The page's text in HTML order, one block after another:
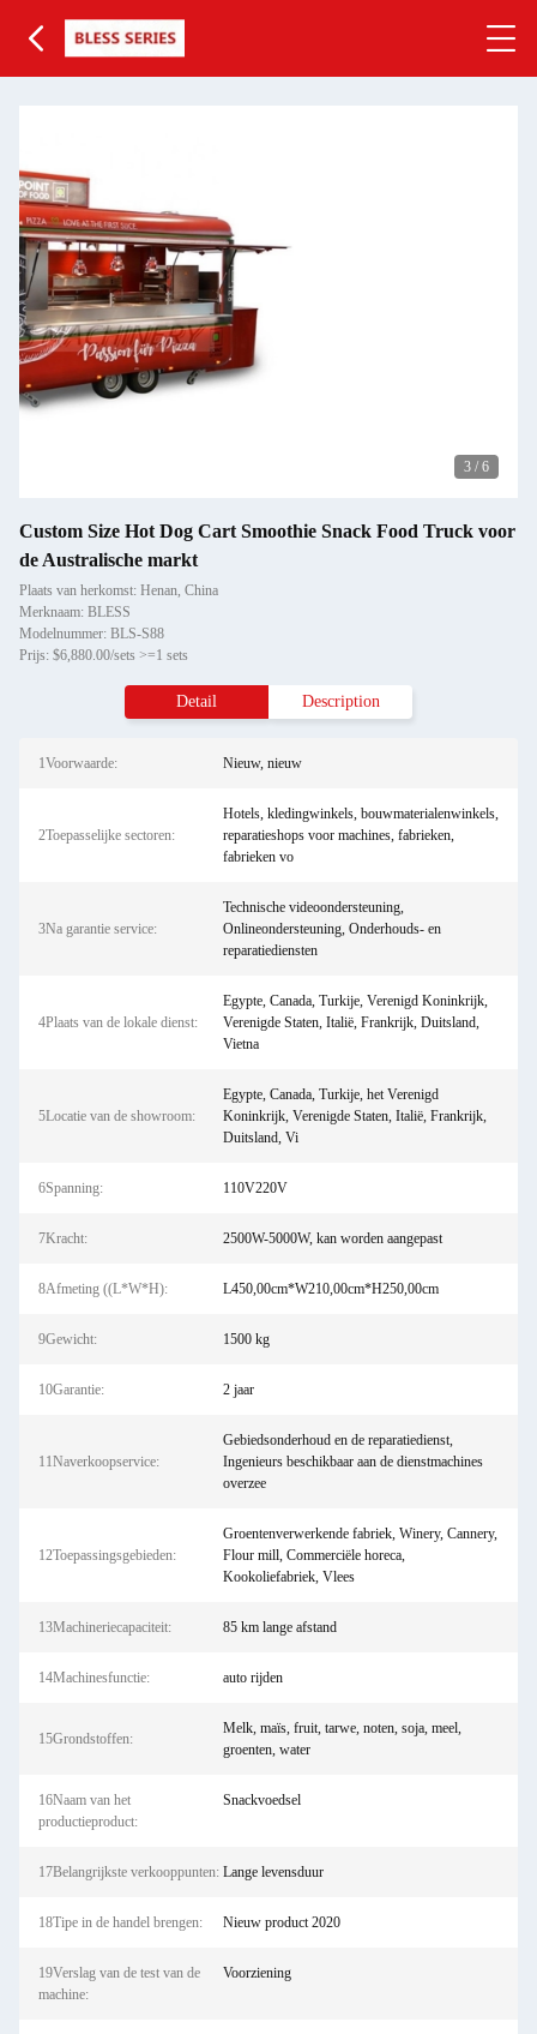
3 / 6
Custom Size Hot Dog Cart Smoothie Snack Food Truck voor
de Australische markt
Plaats van herkomst: Henan, China
Merknaam: BLESS
Modelnummer: BLS-S88
Prijs: $6,880.00/sets >=1 sets
Detail Description
1Voorwaarde: Nieuw, nieuw
2Toepasselijke sectoren:
Hotels, kledingwinkels, bouwmaterialenwinkels,
reparatieshops voor machines, fabrieken,
fabrieken vo
3Na garantie service:
Technische videoondersteuning,
Onlineondersteuning, Onderhouds- en
reparatiediensten
4Plaats van de lokale dienst:
Egypte, Canada, Turkije, Verenigd Koninkrijk,
Verenigde Staten, Italië, Frankrijk, Duitsland,
Vietna
5Locatie van de showroom:
Egypte, Canada, Turkije, het Verenigd
Koninkrijk, Verenigde Staten, Italië, Frankrijk,
Duitsland, Vi
6Spanning: 110V220V
7Kracht: 2500W-5000W, kan worden aangepast
8Afmeting ((L*W*H): L450,00cm*W210,00cm*H250,00cm
9Gewicht: 1500 kg
10Garantie: 2 jaar
11Naverkoopservice:
Gebiedsonderhoud en de reparatiedienst,
Ingenieurs beschikbaar aan de dienstmachines
overzee
12Toepassingsgebieden:
Groentenverwerkende fabriek, Winery, Cannery,
Flour mill, Commerciële horeca,
Kookoliefabriek, Vlees
13Machineriecapaciteit: 85 km lange afstand
14Machinesfunctie: auto rijden
15Grondstoffen:
Melk, maïs, fruit, tarwe, noten, soja, meel,
groenten, water
16Naam van het
productieproduct:
Snackvoedsel
17Belangrijkste verkooppunten: Lange levensduur
18Tipe in de handel brengen: Nieuw product 2020
19Verslag van de test van de
machine:
Voorziening